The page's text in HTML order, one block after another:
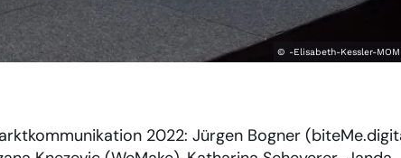
© -Elisabeth-Kessler-
2022: Jürgen Bogner